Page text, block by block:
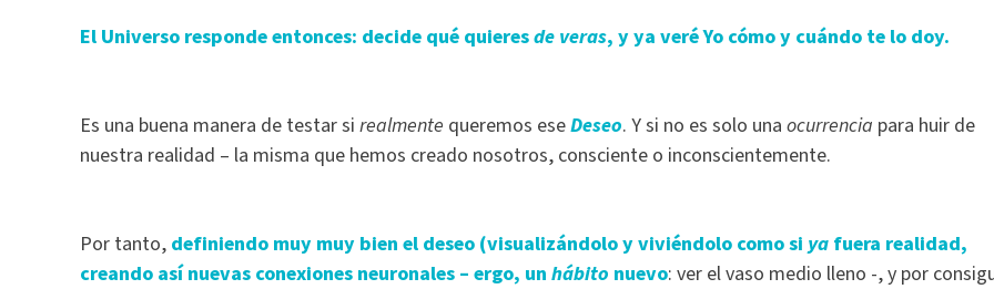
El Universo responde entonces: decide qué quieresde veras, y ya veré Yo cómo y cuándo te lo doy.
Es una buena manera de testar si realmente queremos eseDeseo. Y si no es solo una ocurrencia para huir de
nuestra realidad – la misma que hemos creado nosotros, consciente o inconscientemente.
Por tanto, definiendo muy muy bien el deseo (visualizándolo y viviéndolo como siya fuera realidad,
creando así nuevas conexiones neuronales – ergo, un hábito nuevo: ver el vaso medio lleno -, y por